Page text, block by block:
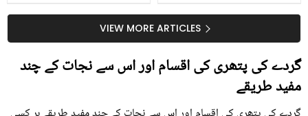
کیوں کھانا چاہیے؟
سستا اور قدرتی حلVIEW MORE ARTICLES
گردے کی پتھری کی اقسام اور اس سے نجات کے چند
مفید طریقے